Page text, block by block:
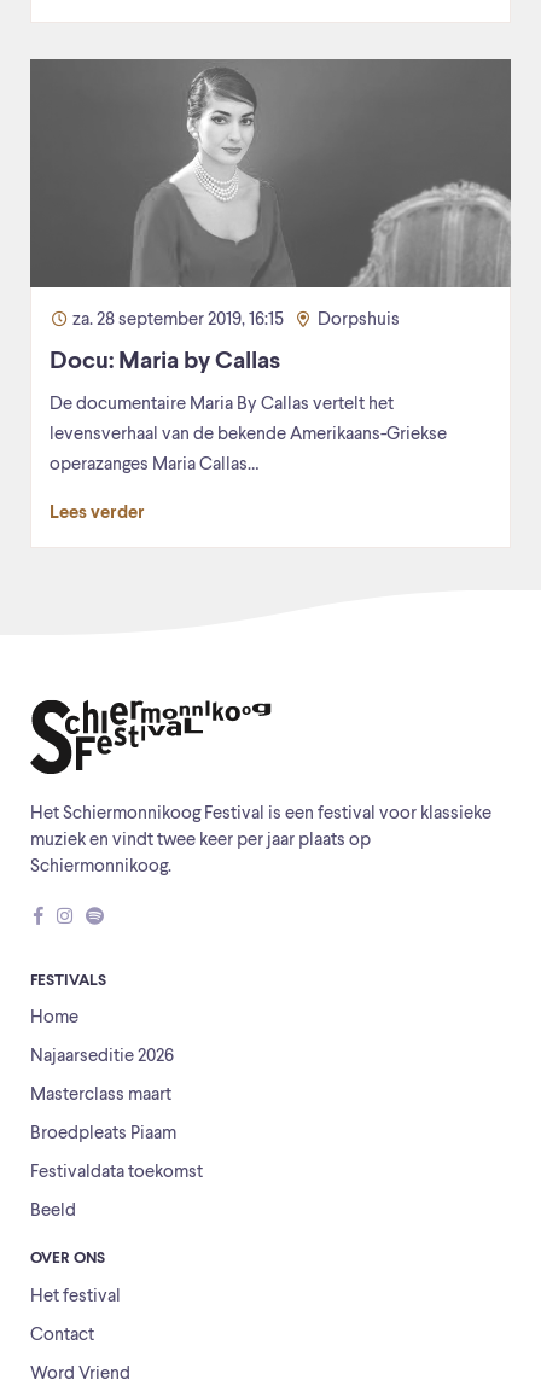
za. 28 september 2019, 16:15 Dorpshuis
Docu: Maria by Callas
De documentaire Maria By Callas vertelt het
levensverhaal van de bekende Amerikaans-Griekse
operazanges Maria Callas…
Lees verder
Het Schiermonnikoog Festival is een festival voor klassieke
muziek en vindt twee keer per jaar plaats op
Schiermonnikoog.
FESTIVALS
Home
Najaarseditie 2026
Masterclass maart
Broedpleats Piaam
Festivaldata toekomst
Beeld
OVER ONS
Het festival
Contact
Word Vriend